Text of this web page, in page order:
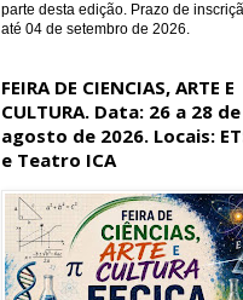
parte desta edição. Prazo de
até 04 de setembro de 2026.
FEIRA DE CIENCIAS, ARTE E
CULTURA. Data: 26 a 28 de
agosto de 2026. Locais:
e Teatro ICA